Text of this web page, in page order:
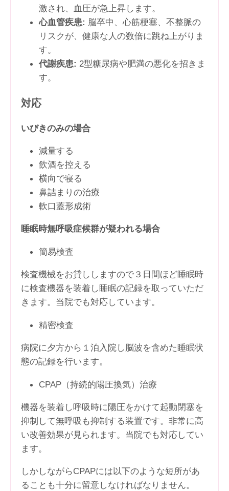
激され、血圧が急上昇します。
心血管疾患: 脳卒中、心筋梗塞、不整脈の
リスクが、健康な人の数倍に跳ね上がりま
す。
代謝疾患: 2型糖尿病や肥満の悪化を招きま
す。
対応
いびきのみの場合
減量する
飲酒を控える
横向で寝る
鼻詰まりの治療
軟口蓋形成術
睡眠時無呼吸症候群が疑われる場合
簡易検査
検査機械をお貸ししますので３日間ほど睡眠時
に検査機器を装着し睡眠の記録を取っていただ
きます。当院でも対応しています。
精密検査
病院に夕方から１泊入院し脳波を含めた睡眠状
態の記録を行います。
CPAP（持続的陽圧換気）治療
機器を装着し呼吸時に陽圧をかけて起動閉塞を
抑制して無呼吸も抑制する装置です。非常に高
い改善効果が見られます。当院でも対応してい
ます。
しかしながらCPAPには以下のような短所があ
ることも十分に留意しなければなりません。